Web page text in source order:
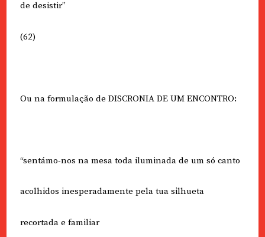
de desistir”
(62)
Ou na formulação de DISCRONIA DE UM ENCONTRO:
“sentámo-nos na mesa toda iluminada de um só canto
acolhidos inesperadamente pela tua silhueta
recortada e familiar